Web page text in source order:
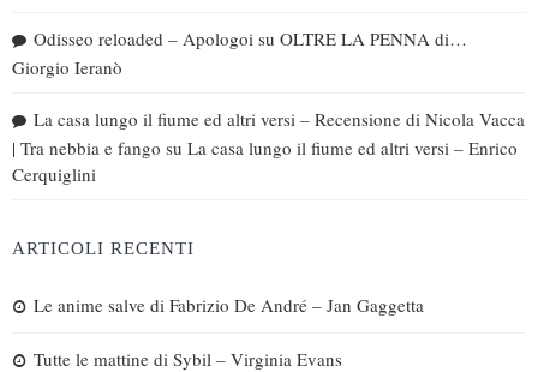
Odisseo reloaded – Apologoi su OLTRE LA PENNA di…
Giorgio Ieranò
La casa lungo il fiume ed altri versi – Recensione di Nicola Vacca
| Tra nebbia e fango su La casa lungo il fiume ed altri versi – Enrico
Cerquiglini
ARTICOLI RECENTI
Le anime salve di Fabrizio De André – Jan Gaggetta
Tutte le mattine di Sybil – Virginia Evans